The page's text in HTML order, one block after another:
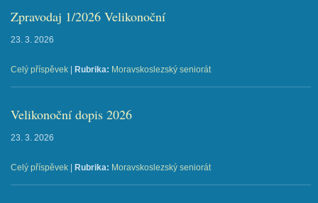
Zpravodaj 1/2026 Velikonoční
23. 3. 2026
Celý příspěvek Rubrika: Moravskoslezský seniorát
Velikonoční dopis 2026
23. 3. 2026
Celý příspěvek Rubrika: Moravskoslezský seniorát